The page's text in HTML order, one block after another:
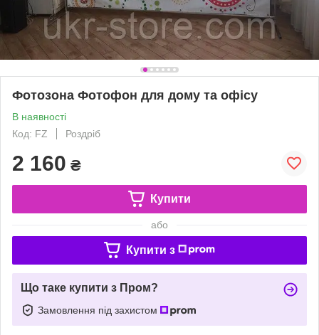
Фотозона Фотофон для дому та офісу
В наявності
Код: FZ
Роздріб
2 160 ₴
Купити
або
Купити з
Що таке купити з Пром?
Замовлення під захистом